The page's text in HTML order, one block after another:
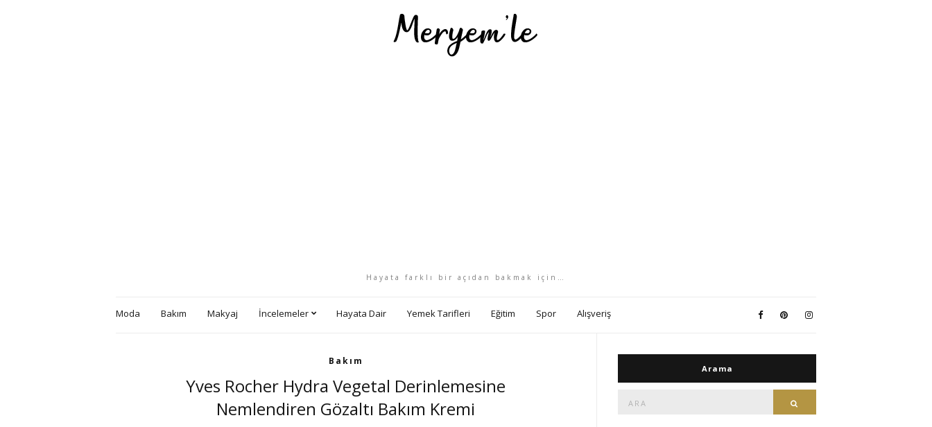
Hayata farklı bir açıdan bakmak için…
Moda Bakım Makyaj İncelemeler Hayata Dair Yemek Tarifleri Eğitim Spor Alışveriş
Bakım
Yves Rocher Hydra Vegetal Derinlemesine
Nemlendiren Gözaltı Bakım Kremi
Arama